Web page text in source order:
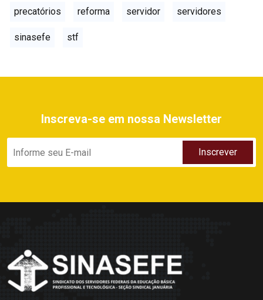
precatórios reforma servidor servidores
sinasefe stf
Inscreva-se em nossa Newsletter